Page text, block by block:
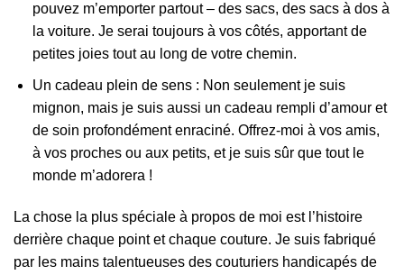
pouvez m’emporter partout – des sacs, des sacs à dos à
la voiture. Je serai toujours à vos côtés, apportant de
petites joies tout au long de votre chemin.
Un cadeau plein de sens : Non seulement je suis
mignon, mais je suis aussi un cadeau rempli d’amour et
de soin profondément enraciné. Offrez-moi à vos amis,
à vos proches ou aux petits, et je suis sûr que tout le
monde m’adorera !
La chose la plus spéciale à propos de moi est l’histoire
derrière chaque point et chaque couture. Je suis fabriqué
par les mains talentueuses des couturiers handicapés de